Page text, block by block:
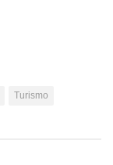
Turismo